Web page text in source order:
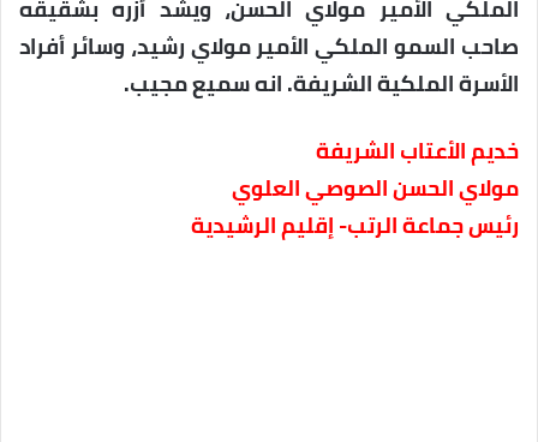
الملكي الأمير مولاي الحسن، ويشد أزره بشقيقه
صاحب السمو الملكي الأمير مولاي رشيد، وسائر أفراد
الأسرة الملكية الشريفة. انه سميع مجيب.
خديم الأعتاب الشريفة
مولاي الحسن الصوصي العلوي
رئيس جماعة الرتب- إقليم الرشيدية